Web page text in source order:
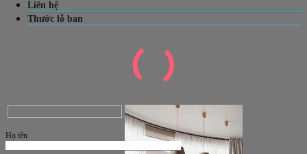
Liên hệ
Thước lỗ ban
Họ tên